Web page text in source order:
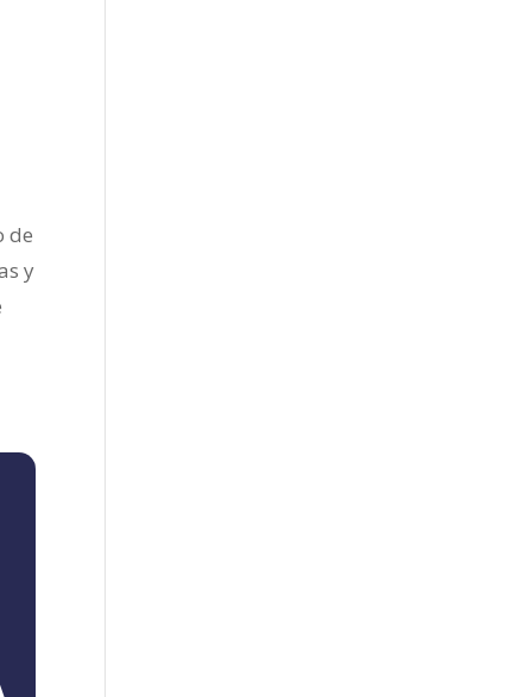
de
y